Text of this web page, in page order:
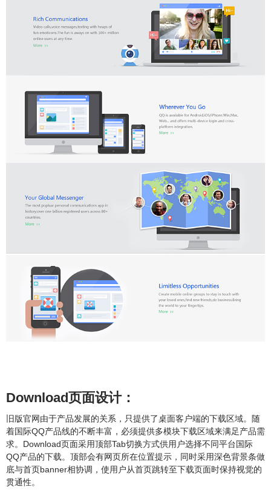
Download页面设计：
旧版官网由于产品发展的关系，只提供了桌面客户端的下载区域。随
着国际QQ产品线的不断丰富，必须提供多模块下载区域来满足产品需
求。Download页面采用顶部Tab切换方式供用户选择不同平台国际
QQ产品的下载。顶部会有网页所在位置提示，同时采用深色背景条做
底与首页banner相协调，使用户从首页跳转至下载页面时保持视觉的
贯通性。